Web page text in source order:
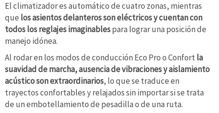
El climatizador es automático de cuatro zonas, mientras
que los asientos delanteros son eléctricos y cuentan con
todos los reglajes imaginablespara lograr una posición de
manejo idónea.
Al rodar en los modos de conducción Eco Pro o Confort la
suavidad de marcha, ausencia de vibraciones y aislamiento
acústico son extraordinarios, lo que se traduce en
trayectos confortables y relajados sin importar si se trata
de un embotellamiento de pesadilla o de una ruta.